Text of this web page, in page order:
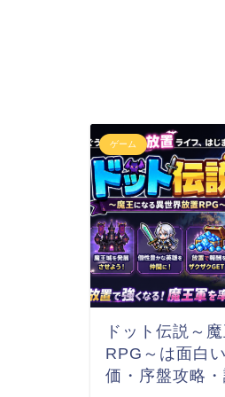
ゲーム
ドット伝説～
RPG～は面白
価・序盤攻略